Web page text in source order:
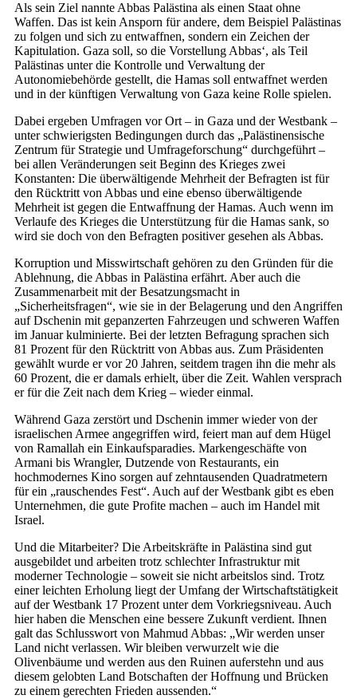
Als sein Ziel nannte Abbas Palästina als einen Staat ohne
Waffen. Das ist kein Ansporn für andere, dem Beispiel Palästinas
zu folgen und sich zu entwaffnen, sondern ein Zeichen der
Kapitulation. Gaza soll, so die Vorstellung Abbas‘, als Teil
Palästinas unter die Kontrolle und Verwaltung der
Autonomiebehörde gestellt, die Hamas soll entwaffnet werden
und in der künftigen Verwaltung von Gaza keine Rolle spielen.
Dabei ergeben Umfragen vor Ort – in Gaza und der Westbank –
unter schwierigsten Bedingungen durch das „Palästinensische
Zentrum für Strategie und Umfrageforschung“ durchgeführt –
bei allen Veränderungen seit Beginn des Krieges zwei
Konstanten: Die überwältigende Mehrheit der Befragten ist für
den Rücktritt von Abbas und eine ebenso überwältigende
Mehrheit ist gegen die Entwaffnung der Hamas. Auch wenn im
Verlaufe des Krieges die Unterstützung für die Hamas sank, so
wird sie doch von den Befragten positiver gesehen als Abbas.
Korruption und Misswirtschaft gehören zu den Gründen für die
Ablehnung, die Abbas in Palästina erfährt. Aber auch die
Zusammenarbeit mit der Besatzungsmacht in
„Sicherheitsfragen“, wie sie in der Belagerung und den Angriffen
auf Dschenin mit gepanzerten Fahrzeugen und schweren Waffen
im Januar kulminierte. Bei der letzten Befragung sprachen sich
81 Prozent für den Rücktritt von Abbas aus. Zum Präsidenten
gewählt wurde er vor 20 Jahren, seitdem tragen ihn die mehr als
60 Prozent, die er damals erhielt, über die Zeit. Wahlen versprach
er für die Zeit nach dem Krieg – wieder einmal.
Während Gaza zerstört und Dschenin immer wieder von der
israelischen Armee angegriffen wird, feiert man auf dem Hügel
von Ramallah ein Einkaufsparadies. Markengeschäfte von
Armani bis Wrangler, Dutzende von Restaurants, ein
hochmodernes Kino sorgen auf zehntausenden Quadratmetern
für ein „rauschendes Fest“. Auch auf der Westbank gibt es eben
Unternehmen, die gute Profite machen – auch im Handel mit
Israel.
Und die Mitarbeiter? Die Arbeitskräfte in Palästina sind gut
ausgebildet und arbeiten trotz schlechter Infrastruktur mit
moderner Technologie – soweit sie nicht arbeitslos sind. Trotz
einer leichten Erholung liegt der Umfang der Wirtschaftstätigkeit
auf der Westbank 17 Prozent unter dem Vorkriegsniveau. Auch
hier haben die Menschen eine bessere Zukunft verdient. Ihnen
galt das Schlusswort von Mahmud Abbas: „Wir werden unser
Land nicht verlassen. Wir bleiben verwurzelt wie die
Olivenbäume und werden aus den Ruinen auferstehn und aus
diesem gelobten Land Botschaften der Hoffnung und Brücken
zu einem gerechten Frieden aussenden.“